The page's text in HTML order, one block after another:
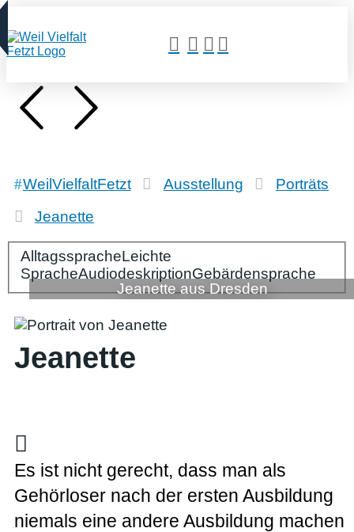
WeilVielfaltFetzt Ausstellung
Porträts
Jeanette
Bitte wählen Sie Ihre Spracheinstellungen:
AlltagsspracheLeichte
SpracheAudiodeskriptionGebärdensprache
Jeanette aus Dresden
Jeanette
Es ist nicht gerecht, dass man als
Gehörloser nach der ersten Ausbildung
niemals eine andere Ausbildung machen